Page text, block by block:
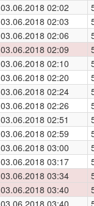
03.06.2018 02:02
03.06.2018 02:03
03.06.2018 02:06
03.06.2018 02:09
03.06.2018 02:10
03.06.2018 02:20
03.06.2018 02:24
03.06.2018 02:26
03.06.2018 02:51
03.06.2018 02:59
03.06.2018 03:00
03.06.2018 03:17
03.06.2018 03:34
03.06.2018 03:40
03.06.2018 03:40